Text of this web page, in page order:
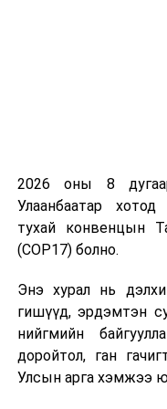
2026 оны 8
Улаанбаатар
тухай конвенцын
(COP17) болно.
Энэ хурал нь
гишүүд, эрдэмтэн
нийгмийн
доройтол, ган
Улсын арга хэмжээ